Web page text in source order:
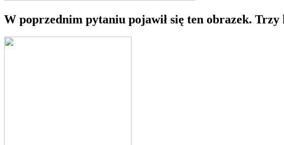
W poprzednim pytaniu pojawił się ten obrazek.